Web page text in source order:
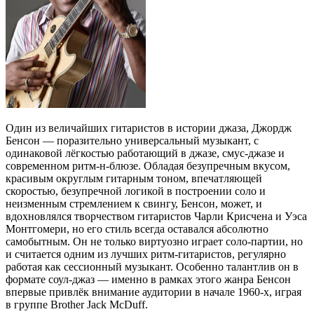
Один из величайших гитаристов в истории джаза, Джордж
Бенсон — поразительно универсальный музыкант, с
одинаковой лёгкостью работающий в джазе, смус-джазе и
современном ритм-н-блюзе. Обладая безупречным вкусом,
красивым округлым гитарным тоном, впечатляющей
скоростью, безупречной логикой в построении соло и
неизменным стремлением к свингу, Бенсон, может, и
вдохновлялся творчеством гитаристов Чарли Крисчена и Уэса
Монтгомери, но его стиль всегда оставался абсолютно
самобытным. Он не только виртуозно играет соло-партии, но
и считается одним из лучших ритм-гитаристов, регулярно
работая как сессионный музыкант. Особенно талантлив он в
формате соул-джаз — именно в рамках этого жанра Бенсон
впервые привлёк внимание аудитории в начале 1960-х, играя
в группе Brother Jack McDuff.